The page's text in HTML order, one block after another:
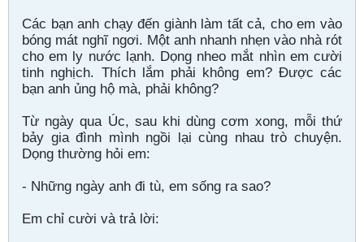
Các bạn anh chạy đến giành làm tất cả, cho em vào
bóng mát nghĩ ngơi. Một anh nhanh nhẹn vào nhà rót
cho em ly nước lạnh. Dọng nheo mắt nhìn em cười
tinh nghịch. Thích lắm phải không em? Được các
bạn anh ủng hộ mà, phải không?
Từ ngày qua Úc, sau khi dùng cơm xong, mỗi thứ
bảy gia đình mình ngồi lại cùng nhau trò chuyện.
Dọng thường hỏi em:
- Những ngày anh đi tù, em sống ra sao?
Em chỉ cười và trả lời: